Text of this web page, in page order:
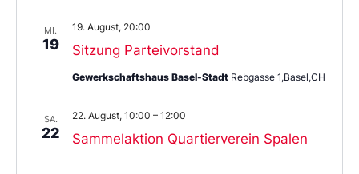
MI.
19 Sitzung Parteivorstand
19. August, 20:00
Gewerkschaftshaus Basel-Stadt Rebgasse 1,Basel,CH
SA.
22 Sammelaktion Quartierverein Spalen
22. August, 10:00 – 12:00